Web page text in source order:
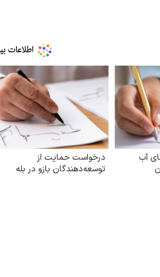
آب
درخواست حمایت از
توسعه‌دهندگان بازو در بله